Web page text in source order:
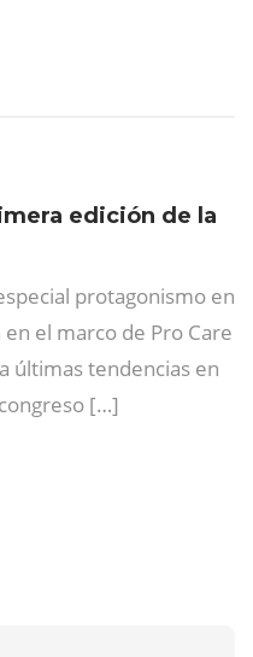
edición de la
protagonismo en
el marco de Pro Care
últimas tendencias en
[…]